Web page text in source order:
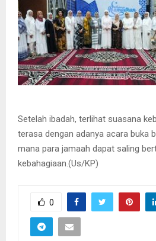
Setelah ibadah, terlihat suasana
terasa dengan adanya acara buka
mana para jamaah dapat saling
kebahagiaan.(Us/KP)
0